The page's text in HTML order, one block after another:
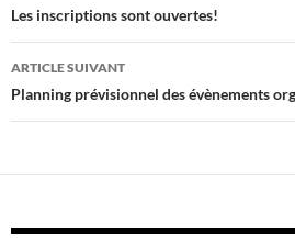
des
articles
Les inscriptions sont ouvertes!
ARTICLE SUIVANT
Planning prévisionnel des évènements